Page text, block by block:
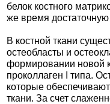
белок костного
же время достаточную
В костной ткани
остеобласты и
формировании новой
проколлаген I типа.
которые
ткани. За счет